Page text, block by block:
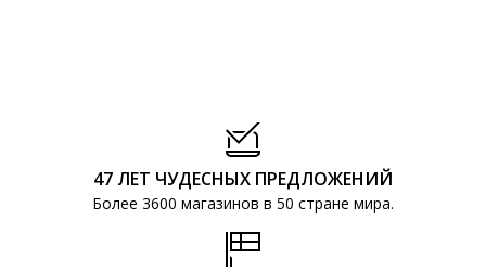
47 ЛЕТ ЧУДЕСНЫХ ПРЕДЛОЖЕНИЙ
Более 3600 магазинов в 50 стране мира.